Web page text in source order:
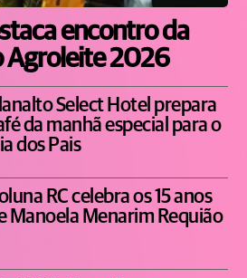
encontro da
Agroleite 2026
Select Hotel prepara
da manhã especial para o
dos Pais
RC celebra os 15 anos
Manoela Menarim Requião